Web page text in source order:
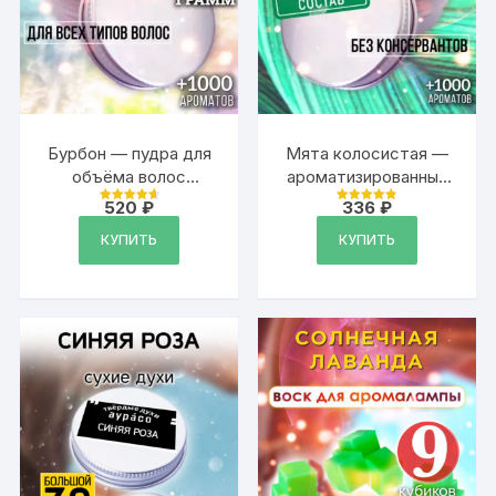
Бурбон — пудра для
объёма волос
Аурасо, 20 гр
Оценка
520₽
КУПИТЬ
Мята колосистая —
ароматизированный
тальк для тела
Оценка
336 ₽
КУПИТЬ